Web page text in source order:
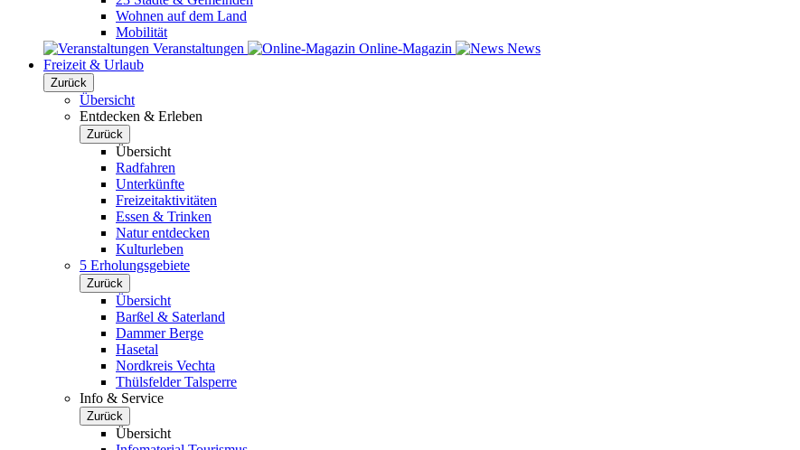
Wohnen auf dem Land
Mobilität
Veranstaltungen
Online-Magazin
News
Freizeit & Urlaub
Zurück
Übersicht
Entdecken & Erleben
Zurück
Übersicht
Radfahren
Unterkünfte
Freizeitaktivitäten
Essen & Trinken
Natur entdecken
Kulturleben
5 Erholungsgebiete
Zurück
Übersicht
Barßel & Saterland
Dammer Berge
Hasetal
Nordkreis Vechta
Thülsfelder Talsperre
Info & Service
Zurück
Übersicht